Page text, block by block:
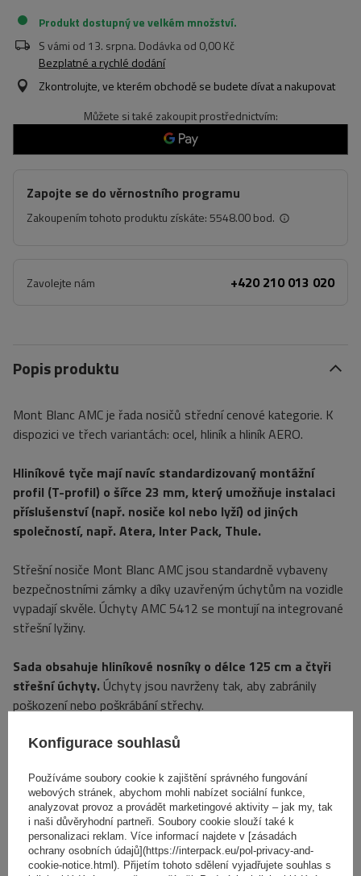
Produkt dostupný ve velkém množství
S vámi od 13. srpna. Dodávka od 0,00 Kč
Bezplatné a rychlé dodání
Zkontrolujte, ve kterém obchodě se budete dívat a nakupovat
Můžete si také zakoupit prostřednictvím:
Zapojte se do věrnostního programu
Zakoupením tohoto produktu získáte:5548.00 bod.
Zavolejte nám +420 210 013 020
Popis produktu
Mont Blanc AMC je řada nosičů střední cenové kategorie. K
dispozici ve třech variantách: ocel, hliník a hliník AERO.
Hliníkové tyče mají navíc standardizovaný montážní
profil (T-profil) o šířce 23 mm, který umožňuje instalaci
příslušenství (např. nosiče kol nebo lyží) od jiných
společností, např. Atera, Inter Pack, Thule.
Střešní nosiče Mont Blanc AMC jsou standardně vybaveny
bezpečnostními zámky a díky uzavřeným úchytům na vozidle
vypadají skvěle. Úchyty AMC 5412 se montují na integrované
střešní lyžiny.
Sada obsahuje hliníkové nosníky o délce 125 cm a čtyři
střešní úchyty. Úchyty jsou navrženy tak, aby zabránily
poškození nebo poškrábání střechy.
Specifikace
Výrobek je vhodný pro automobily
Dodávka
Konfigurace souhlasů
Používáme soubory cookie k zajištění správného fungování
webových stránek, abychom mohli nabízet sociální funkce,
analyzovat provoz a provádět marketingové aktivity – jak my, tak
i naši důvěryhodní partneři. Soubory cookie slouží také k
personalizaci reklam. Více informací najdete v [zásadách
ochrany osobních údajů](https://interpack.eu/pol-privacy-and-
cookie-notice.html). Přijetím tohoto sdělení vyjadřujete souhlas s